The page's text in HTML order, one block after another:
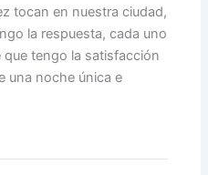
tocan en nuestra ciudad,
la respuesta, cada uno
tengo la satisfacción
una noche única e